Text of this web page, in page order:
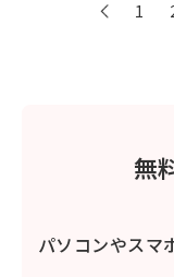
1
無
パソコンやスマ